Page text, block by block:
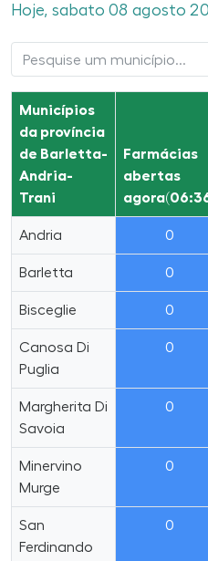
Hoje, sabato 08 agosto
Municípios
da província
de Barletta-
Andria-
Trani
Farmácias
abertas
Andria 0
Barletta 0
Bisceglie 0
Canosa Di
Puglia
0
Margherita Di
Savoia
0
Minervino
Murge
0
San
Ferdinando
0